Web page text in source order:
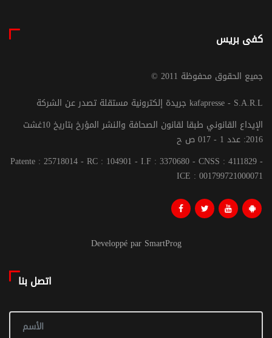
كفى بريس
© جميع الحقوق محفوظة 2011
جريدة إلكترونية مستقلة تصدر عن الشركة kafapresse - S.A.R.L
الإيداع القانوني طبقا لقانون الصحافة والنشر المؤرخ بتاريخ 10غشت
2016: عدد 1 - 017 ص ح
Patente : 25718014 - RC : 104901 - I.F : 3370680 - CNSS : 4111829 -
ICE : 001799721000071
Developpé par SmartProg
اتصل بنا